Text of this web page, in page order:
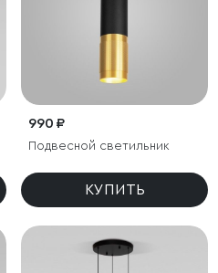
990 ₽
Подвесной светильник
КУПИТЬ